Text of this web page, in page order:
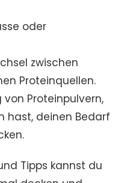
oder
zwischen
Proteinquellen.
Proteinpulvern,
hast, deinen Bedarf
Tipps kannst du